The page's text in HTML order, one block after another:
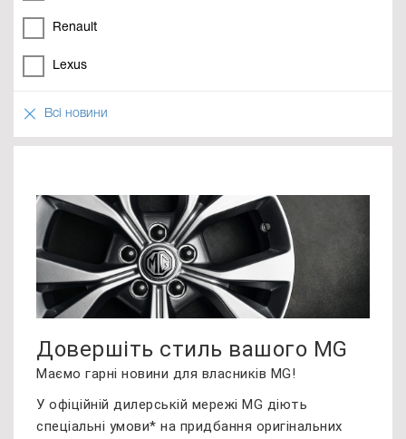
Renault
Lexus
Всі новини
Довершіть стиль вашого MG
Маємо гарні новини для власників MG!
У офіційній дилерській мережі MG діють
спеціальні умови* на придбання оригінальних